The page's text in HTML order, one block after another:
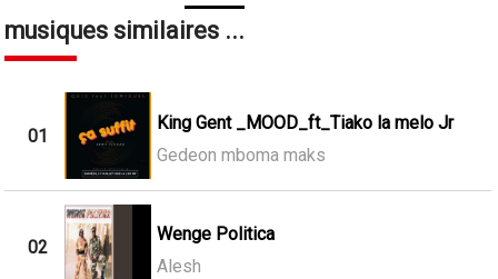
musiques similaires ...
01
King Gent _MOOD_ft_Tiako la melo Jr
Gedeon mboma maks
02
Wenge Politica
Alesh